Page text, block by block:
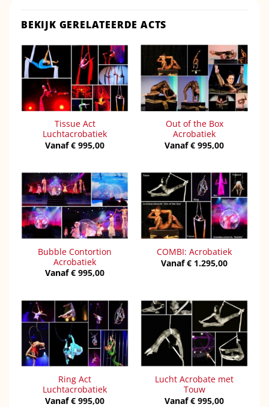
BEKIJK GERELATEERDE ACTS
Tissue Act
Luchtacrobatiek
Vanaf€ 995,00
Out of the Box
Acrobatiek
Vanaf€ 995,00
Bubble Contortion
Acrobatiek
Vanaf€ 995,00
COMBI: Acrobatiek
Vanaf€ 1.295,00
Ring Act
Luchtacrobatiek
Vanaf€ 995,00
Lucht Acrobate met
Touw
Vanaf€ 995,00